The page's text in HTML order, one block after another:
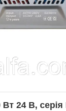
24 В, серія